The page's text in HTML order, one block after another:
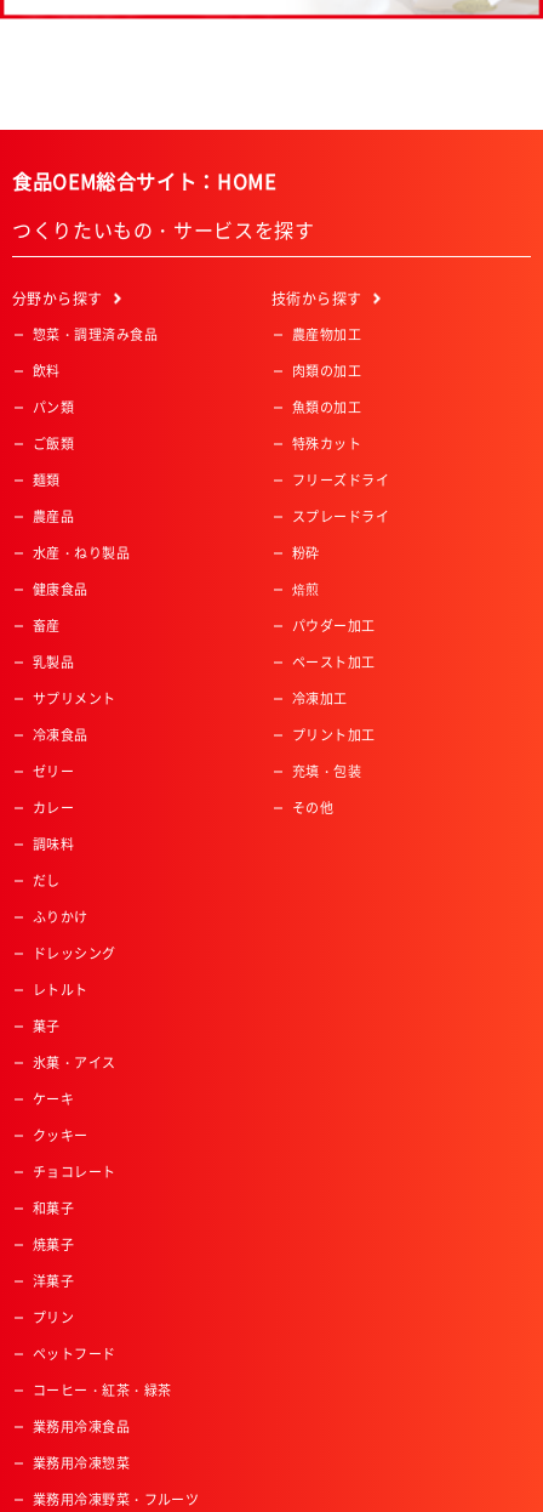
食品OEM総合サイト：HOME
つくりたいもの・サービスを探す
分野から探す
惣菜・調理済み食品
飲料
パン類
ご飯類
麺類
農産品
水産・ねり製品
健康食品
畜産
乳製品
サプリメント
冷凍食品
ゼリー
カレー
調味料
だし
ふりかけ
ドレッシング
レトルト
菓子
氷菓・アイス
ケーキ
クッキー
チョコレート
和菓子
焼菓子
洋菓子
プリン
ペットフード
コーヒー・紅茶・緑茶
業務用冷凍食品
業務用冷凍惣菜
業務用冷凍野菜・フルーツ
技術から探す
農産物加工
肉類の加工
魚類の加工
特殊カット
フリーズドライ
スプレードライ
粉砕
焙煎
パウダー加工
ペースト加工
冷凍加工
プリント加工
充填・包装
その他